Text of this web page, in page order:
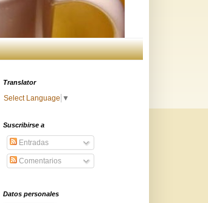
Translator
Select Language ▼
Suscribirse a
Entradas
Comentarios
Datos personales